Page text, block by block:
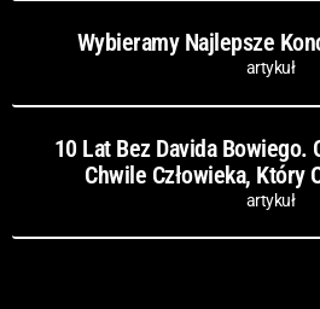
Wybieramy Najlepsze
artykuł
10 Lat Bez Davida Bowiego.
Chwile Człowieka, Który
artykuł